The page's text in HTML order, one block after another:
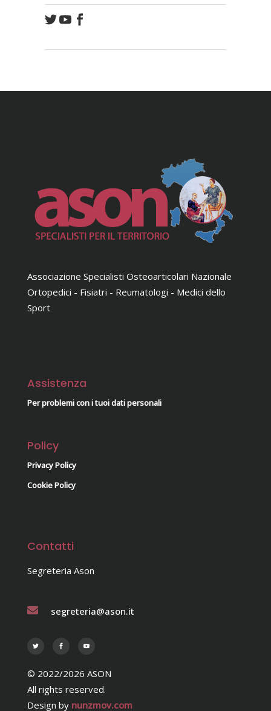
Associazione Specialisti Osteoarticolari Nazionale
Ortopedici - Fisiatri - Reumatologi - Medici dello
Sport
Assistenza
Per problemi con i tuoi dati personali
Policy
Privacy Policy
Cookie Policy
Contatti
Segreteria Ason
segreteria@ason.it
© 2022/2026 ASON
All rights reserved.
Design by nunzmov.com